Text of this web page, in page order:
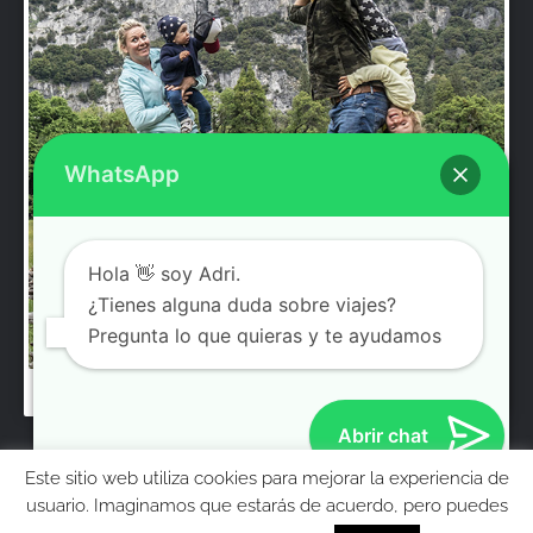
© Molaviajar 2008 – 2026. El contenido e imágenes
pertenecen a Adrian Rodriguez / Gosia Bendrat y no pueden
reproducirse sin permiso.
Este sitio web utiliza cookies para mejorar la experiencia de
usuario. Imaginamos que estarás de acuerdo, pero puedes
WhatsApp
Hola 👋 soy Adri.
¿Tienes alguna duda sobre viajes?
Pregunta lo que quieras y te ayudamos
Abrir chat
MolaViajar